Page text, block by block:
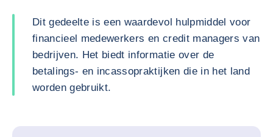
Dit gedeelte is een waardevol hulpmiddel voor
financieel medewerkers en credit managers van
bedrijven. Het biedt informatie over de
betalings- en incassopraktijken die in het land
worden gebruikt.